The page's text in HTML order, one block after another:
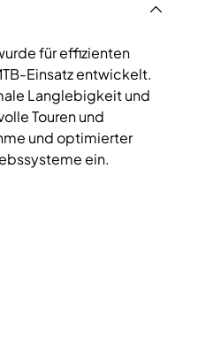
für effizienten
Einsatz entwickelt.
Langlebigkeit und
Touren und
und optimierter
ein.